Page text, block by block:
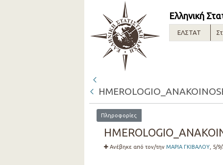
Ελληνική
ΕΛΣΤΑΤ
Πληροφορίες
Ανέβηκε από τον/την ΜΑΡΙΑ ΓΚΙΒΑΛΟΥ, 5/9/